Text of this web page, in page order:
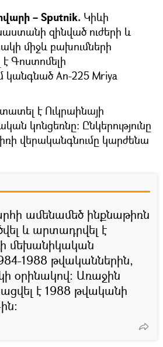
– Sputnik. Կիևի
զինված ուժերի և
միջև բախումների
Գոստոմելի
An-225 Mriya
է Ուկրաինայի
կոնցեռնը։ Ընկերությունը
վերականգնումը կարժենա
ամենամեծ ինքնաթիռն
և արտադրվել է
մեխանիկական
1988 թվականներին,
օրինակով։ Առաջին
է 1988 թվականի